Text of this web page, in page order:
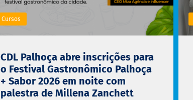
Cursos
CDL Palhoça abre inscrições para
o Festival Gastronômico Palhoça
+ Sabor 2026 em noite com
palestra de Millena Zanchett